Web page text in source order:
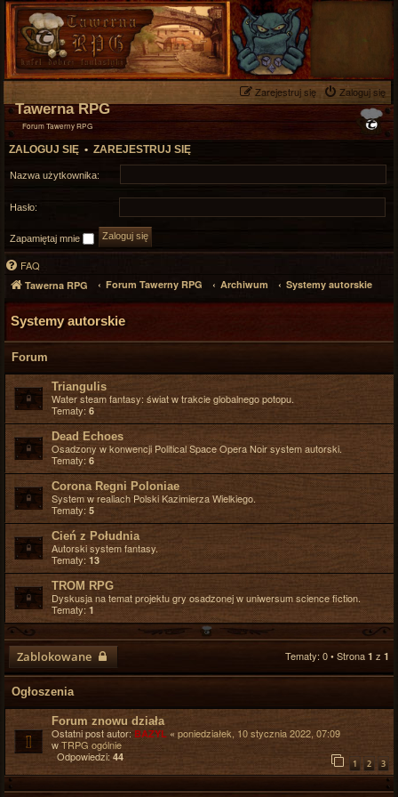
Zaloguj się
Zarejestruj się
Tawerna RPG
Forum Tawerny RPG
ZALOGUJ SIĘ • ZAREJESTRUJ SIĘ
Nazwa użytkownika:
Hasło:
Zapamiętaj mnie
FAQ
Tawerna RPG Forum Tawerny RPG Archiwum Systemy autorskie
Systemy autorskie
Forum
Triangulis
Water steam fantasy: świat w trakcie globalnego potopu.
Tematy: 6
Dead Echoes
Osadzony w konwencji Political Space Opera Noir system autorski.
Tematy:6
Corona Regni Poloniae
System w realiach Polski Kazimierza Wielkiego.
Tematy: 5
Cień z Południa
Autorski system fantasy.
Tematy: 13
TROM RPG
Dyskusja na temat projektu gry osadzonej w uniwersum science fiction.
Tematy: 1
Zablokowane Tematy: 0 • Strona 1 z 1
Ogłoszenia
Forum znowu działa
Ostatni post autor: BAZYL « poniedziałek, 10 stycznia 2022, 07:09
wTRPG ogólnie
Odpowiedzi: 44
1 2 3